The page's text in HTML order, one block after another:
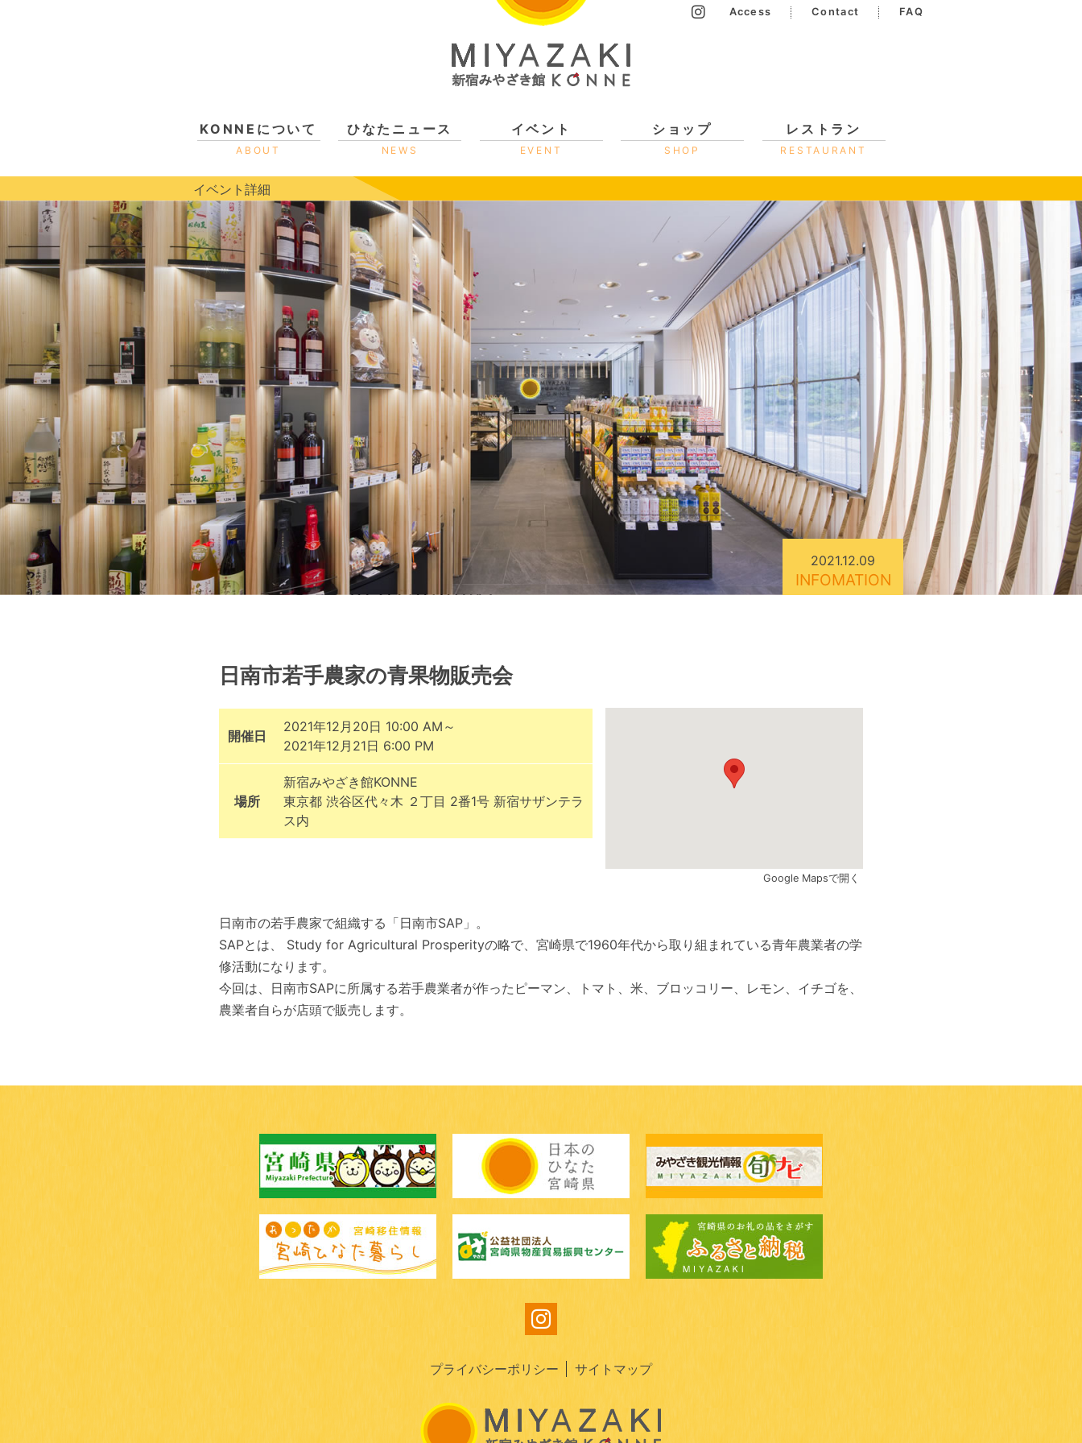
Access Contact FAQ
KONNEについて
ABOUT
ひなたニュース
NEWS
イベント
EVENT
ショップ
SHOP
レストラン
RESTAURANT
イベント詳細
2021.12.09
INFOMATION
日南市若手農家の青果物販売会
開催日
2021年12月20日 10:00 AM～
2021年12月21日 6:00 PM
場所
新宿みやざき館KONNE
東京都 渋谷区代々木 ２丁目 2番1号 新宿サザンテラ
ス内
Google Mapsで開く
日南市の若手農家で組織する「日南市SAP」。
SAPとは、 Study for Agricultural Prosperityの略で、宮崎県で1960年代から取り組まれている青年農業者の学
修活動になります。
今回は、日南市SAPに所属する若手農業者が作ったピーマン、トマト、米、ブロッコリー、レモン、イチゴを、
農業者自らが店頭で販売します。
プライバシーポリシー サイトマップ